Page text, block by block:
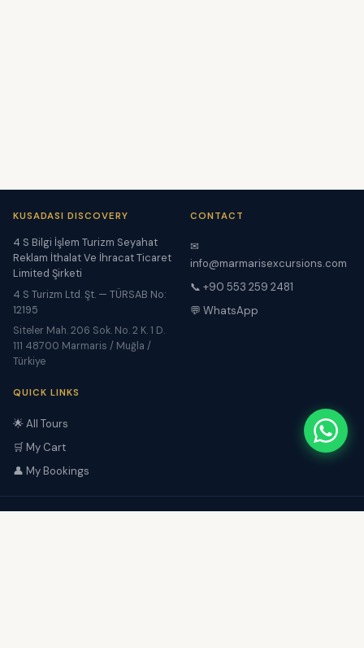
KUSADASI DISCOVERY
4 S Bilgi İşlem Turizm Seyahat
Reklam İthalat Ve İhracat Ticaret
Limited Şirketi
4 S Turizm Ltd. Şt. — TÜRSAB No:
12195
Siteler Mah. 206 Sok. No. 2 K. 1 D.
111 48700 Marmaris / Muğla /
Türkiye
CONTACT
✉
info@marmarisexcursions.com
📞 +90 553 259 2481
💬 WhatsApp
QUICK LINKS
🌟 All Tours
🛒 My Cart
👤 My Bookings